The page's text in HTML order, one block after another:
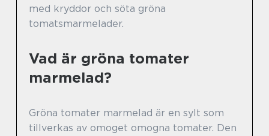
med kryddor och söta gröna
tomatsmarmelader.
Vad är gröna tomater
marmelad?
Gröna tomater marmelad är en sylt som
tillverkas av omoget omogna tomater. Den